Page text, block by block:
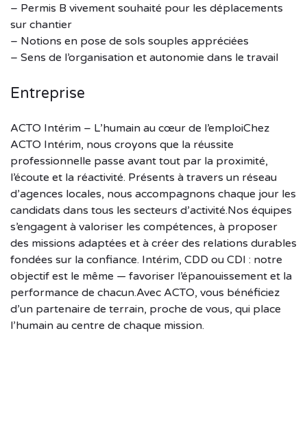
– Permis B vivement souhaité pour les déplacements
sur chantier
– Notions en pose de sols souples appréciées
– Sens de l’organisation et autonomie dans le travail
Entreprise
ACTO Intérim – L’humain au cœur de l’emploiChez
ACTO Intérim, nous croyons que la réussite
professionnelle passe avant tout par la proximité,
l’écoute et la réactivité. Présents à travers un réseau
d’agences locales, nous accompagnons chaque jour les
candidats dans tous les secteurs d’activité.Nos équipes
s’engagent à valoriser les compétences, à proposer
des missions adaptées et à créer des relations durables
fondées sur la confiance. Intérim, CDD ou CDI : notre
objectif est le même — favoriser l’épanouissement et la
performance de chacun.Avec ACTO, vous bénéficiez
d’un partenaire de terrain, proche de vous, qui place
l’humain au centre de chaque mission.